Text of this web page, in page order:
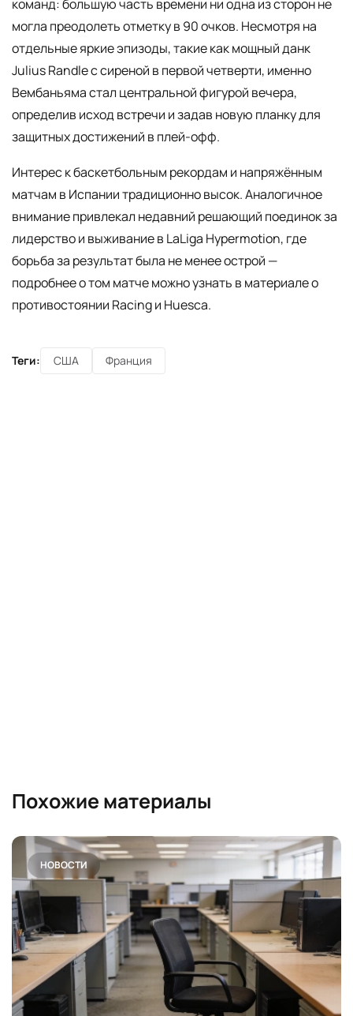
команд: большую часть времени ни одна из сторон не
могла преодолеть отметку в 90 очков. Несмотря на
отдельные яркие эпизоды, такие как мощный данк
Julius Randle с сиреной в первой четверти, именно
Вембаньяма стал центральной фигурой вечера,
определив исход встречи и задав новую планку для
защитных достижений в плей-офф.
Интерес к баскетбольным рекордам и напряжённым
матчам в Испании традиционно высок. Аналогичное
внимание привлекал недавний решающий поединок за
лидерство и выживание в LaLiga Hypermotion, где
борьба за результат была не менее острой —
подробнее о том матче можно узнать в материале о
противостоянии Racing и Huesca.
Теги: США Франция
Похожие материалы
НОВОСТИ